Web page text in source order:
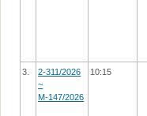
3.
2-311/2026
~
М-147/2026
10:15